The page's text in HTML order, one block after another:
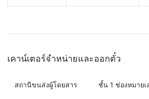
เคาน์เตอร์จำหน่ายและออกตั๋ว
สถานีขนส่งผู้โดยสาร ชั้น 1 ช่องหมาย